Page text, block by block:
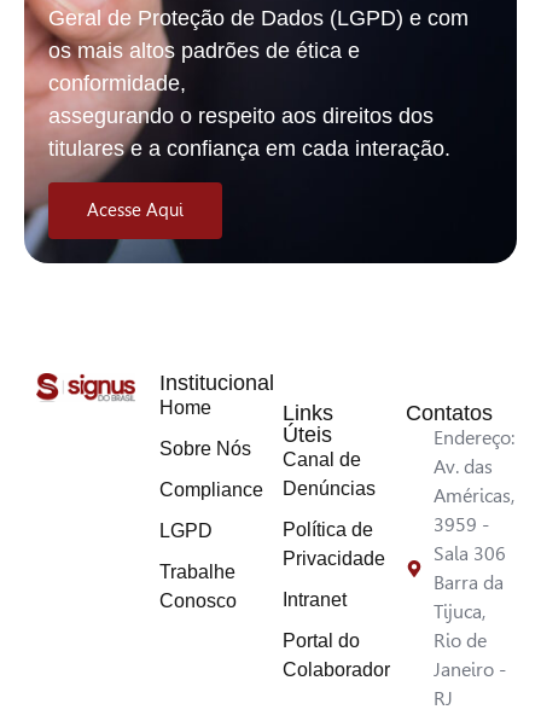
Geral de Proteção de Dados (LGPD) e com
os mais altos padrões de ética e
conformidade,
assegurando o respeito aos direitos dos
titulares e a confiança em cada interação.
Acesse Aqui
Institucional
Home
Sobre Nós
Compliance
LGPD
Trabalhe
Conosco
Links
Úteis
Canal de
Denúncias
Política de
Privacidade
Intranet
Portal do
Colaborador
Contatos
Endereço:
Av. das
Américas,
3959 -
Sala 306
Barra da
Tijuca,
Rio de
Janeiro -
RJ